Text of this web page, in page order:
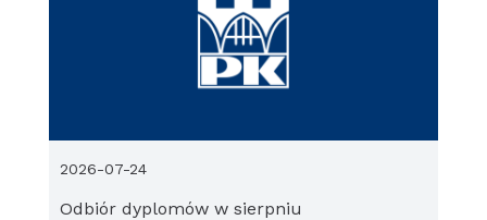
Odbiór dyplomów w sierpniu
2026-07-24